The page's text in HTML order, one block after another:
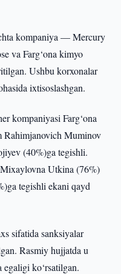
kompaniya — Mercury
va Farg‘ona kimyo
Ushbu korxonalar
ixtisoslashgan.
kompaniyasi Farg‘ona
Rahimjanovich Muminov
(40%)ga tegishli.
Utkina (76%)
tegishli ekani qayd
sifatida sanksiyalar
Rasmiy hujjatda u
ko‘rsatilgan.